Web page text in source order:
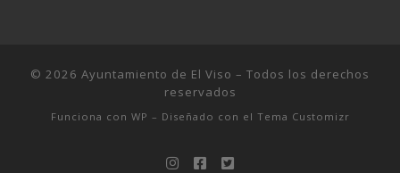
© 2026 Ayuntamiento de El Viso – Todos los derechos
reservados
Funciona con WP – Diseñado con el Tema Customizr